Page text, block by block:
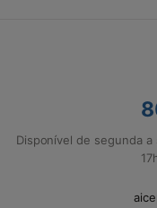
Disponível de segunda